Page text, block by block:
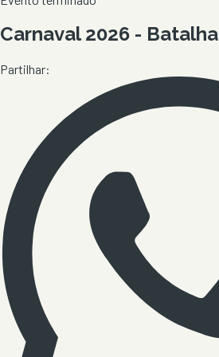
Carnaval 2026 - Batalha
Partilhar: